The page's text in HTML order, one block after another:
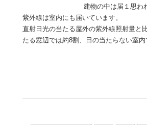
建物の中は届１思わ
紫外線は室内にも届いています。
直射日光の当たる屋外の紫外線照射量と
たる窓辺では約8割、日の当たらない室